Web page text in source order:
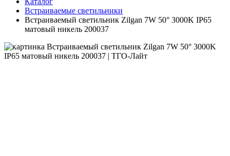
Встраиваемые светильники
Встраиваемый светильник Zilgan 7W 50° 3000K IP65
матовый никель 200037